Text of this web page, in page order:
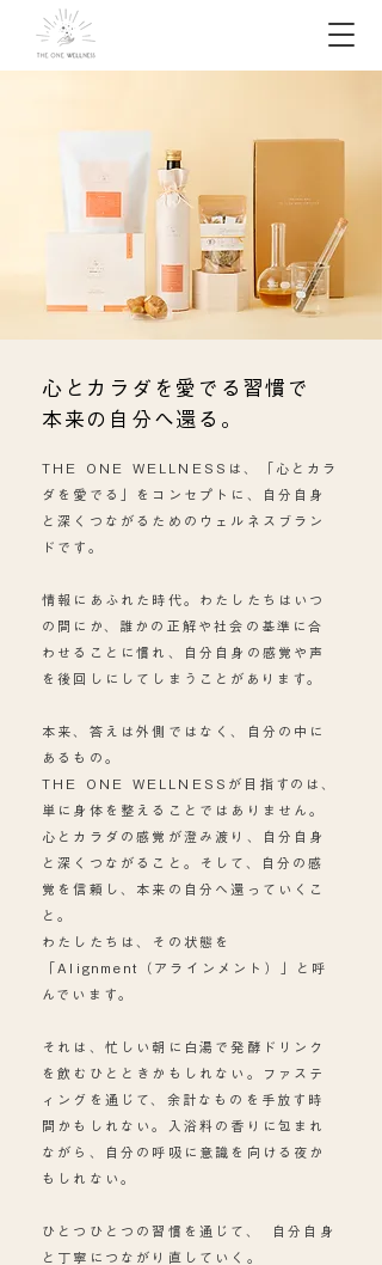
心とカラダを愛でる習慣で
​本来の自分へ還る。
THE ONE WELLNESSは、「心とカラ
ダを愛でる」をコンセプトに、自分自身
と深くつながるためのウェルネスブラン
ドです。
情報にあふれた時代。わたしたちはいつ
の間にか、誰かの正解や社会の基準に合
わせることに慣れ、自分自身の感覚や声
を後回しにしてしまうことがあります。
本来、答えは外側ではなく、自分の中に
あるもの。
THE ONE WELLNESSが目指すのは、
単に身体を整えることではありません。
心とカラダの感覚が澄み渡り、自分自身
と深くつながること。そして、自分の感
覚を信頼し、本来の自分へ還っていくこ
と。
わたしたちは、その状態を
「Alignment（アラインメント）」と呼
んでいます。
それは、忙しい朝に白湯で発酵ドリンク
を飲むひとときかもしれない。ファステ
ィングを通じて、余計なものを手放す時
間かもしれない。入浴料の香りに包まれ
ながら、自分の呼吸に意識を向ける夜か
もしれない。
ひとつひとつの習慣を通じて、 自分自身
と丁寧につながり直していく。